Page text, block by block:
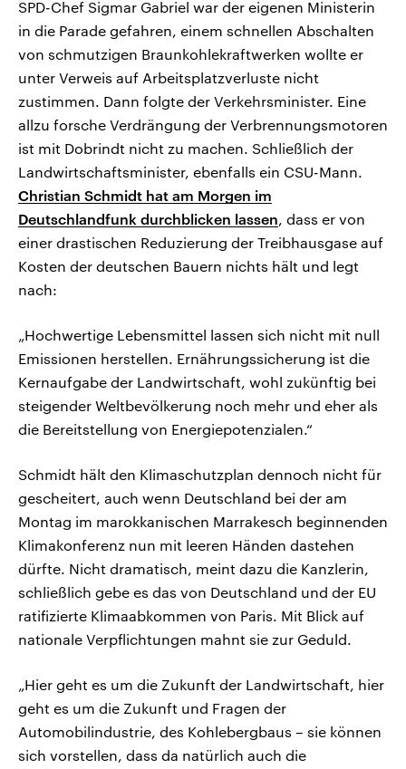
SPD-Chef Sigmar Gabriel war der eigenen Ministerin
in die Parade gefahren, einem schnellen Abschalten
von schmutzigen Braunkohlekraftwerken wollte er
unter Verweis auf Arbeitsplatzverluste nicht
zustimmen. Dann folgte der Verkehrsminister. Eine
allzu forsche Verdrängung der Verbrennungsmotoren
ist mit Dobrindt nicht zu machen. Schließlich der
Landwirtschaftsminister, ebenfalls ein CSU-Mann.
Christian Schmidt hat am Morgen im
Deutschlandfunk durchblicken lassen, dass er von
einer drastischen Reduzierung der Treibhausgase auf
Kosten der deutschen Bauern nichts hält und legt
nach:
„Hochwertige Lebensmittel lassen sich nicht mit null
Emissionen herstellen. Ernährungssicherung ist die
Kernaufgabe der Landwirtschaft, wohl zukünftig bei
steigender Weltbevölkerung noch mehr und eher als
die Bereitstellung von Energiepotenzialen.“
Schmidt hält den Klimaschutzplan dennoch nicht für
gescheitert, auch wenn Deutschland bei der am
Montag im marokkanischen Marrakesch beginnenden
Klimakonferenz nun mit leeren Händen dastehen
dürfte. Nicht dramatisch, meint dazu die Kanzlerin,
schließlich gebe es das von Deutschland und der EU
ratifizierte Klimaabkommen von Paris. Mit Blick auf
nationale Verpflichtungen mahnt sie zur Geduld.
„Hier geht es um die Zukunft der Landwirtschaft, hier
geht es um die Zukunft und Fragen der
Automobilindustrie, des Kohlebergbaus – sie können
sich vorstellen, dass da natürlich auch die